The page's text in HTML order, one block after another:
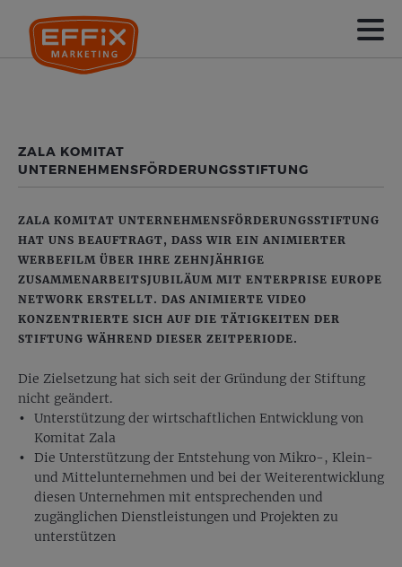
ZALA KOMITAT
UNTERNEHMENSFÖRDERUNGSSTIFTUNG
ZALA KOMITAT UNTERNEHMENSFÖRDERUNGSSTIFTUNG
HAT UNS BEAUFTRAGT, DASS WIR EIN ANIMIERTER
WERBEFILM ÜBER IHRE ZEHNJÄHRIGE
ZUSAMMENARBEITSJUBILÄUM MIT ENTERPRISE EUROPE
NETWORK ERSTELLT. DAS ANIMIERTE VIDEO
KONZENTRIERTE SICH AUF DIE TÄTIGKEITEN DER
STIFTUNG WÄHREND DIESER ZEITPERIODE.
Die Zielsetzung hat sich seit der Gründung der Stiftung
nicht geändert.
Unterstützung der wirtschaftlichen Entwicklung von
Komitat Zala
Die Unterstützung der Entstehung von Mikro-, Klein-
und Mittelunternehmen und bei der Weiterentwicklung
diesen Unternehmen mit entsprechenden und
zugänglichen Dienstleistungen und Projekten zu
unterstützen